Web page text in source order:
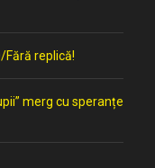
Fără replică!
merg cu speranțe